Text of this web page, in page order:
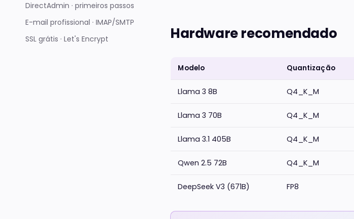
DirectAdmin · primeiros passos
E-mail profissional · IMAP/SMTP
SSL grátis · Let's Encrypt
Hardware recomendado
Modelo Quantização
Llama 3 8B Q4_K_M
Llama 3 70B Q4_K_M
Llama 3.1 405B Q4_K_M
Qwen 2.5 72B Q4_K_M
DeepSeek V3 (671B) FP8